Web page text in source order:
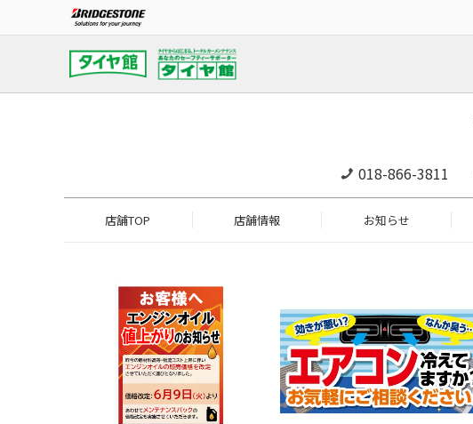
018-866-3811
店舗TOP 店舗情報 お知らせ